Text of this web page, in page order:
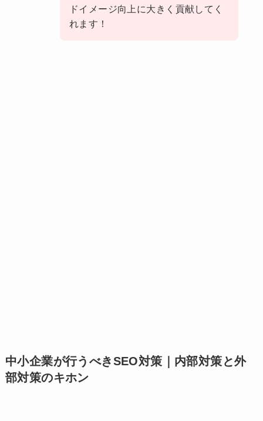
ドイメージ向上に大きく貢献してく
れます！
中小企業が行うべきSEO対策｜内部対策と外
部対策のキホン